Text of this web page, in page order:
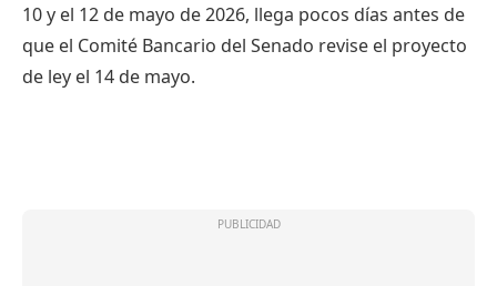
10 y el 12 de mayo de 2026, llega pocos días antes de
que el Comité Bancario del Senado revise el proyecto
de ley el 14 de mayo.